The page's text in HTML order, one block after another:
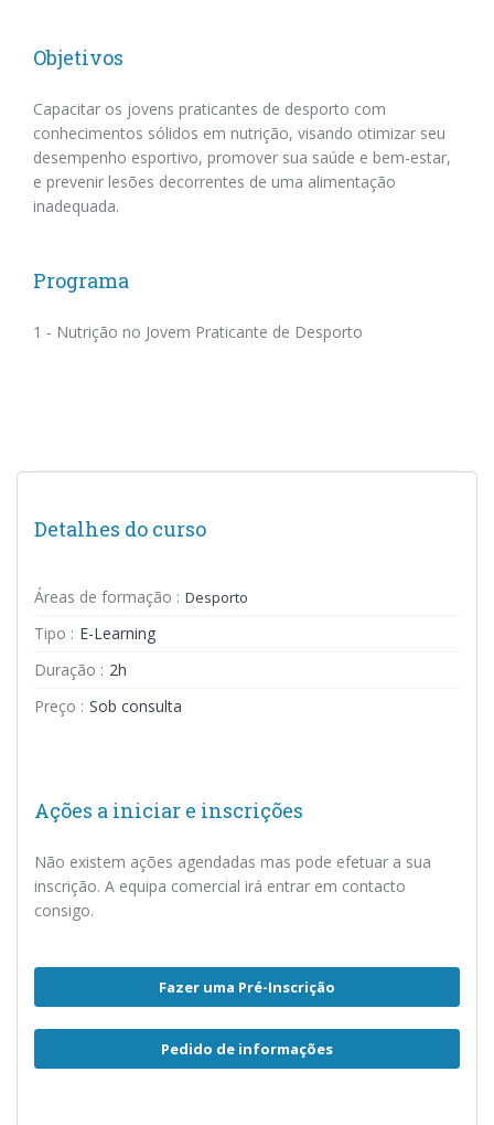
Objetivos
Capacitar os jovens praticantes de desporto com
conhecimentos sólidos em nutrição, visando otimizar seu
desempenho esportivo, promover sua saúde e bem-estar,
e prevenir lesões decorrentes de uma alimentação
inadequada.
Programa
1 - Nutrição no Jovem Praticante de Desporto
Detalhes do curso
Áreas de formação : Desporto
Tipo : E-Learning
Duração : 2h
Preço : Sob consulta
Ações a iniciar e inscrições
Não existem ações agendadas mas pode efetuar a sua
inscrição. A equipa comercial irá entrar em contacto
consigo.
Fazer uma Pré-Inscrição
Pedido de informações